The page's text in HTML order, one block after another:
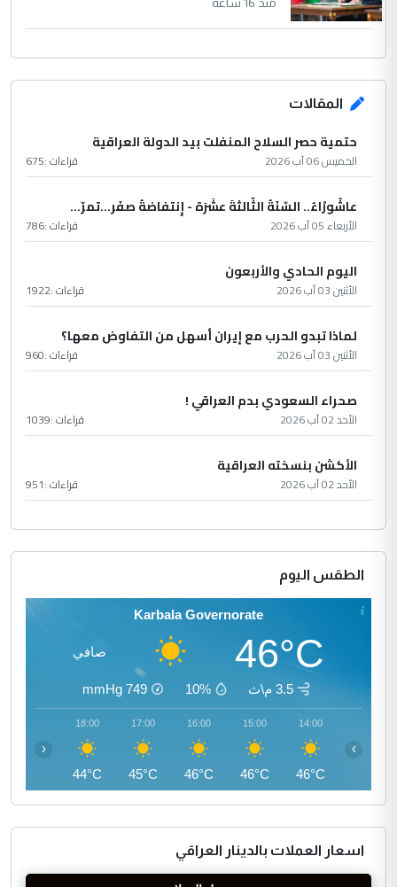
منذ 16 ساعة
المقالات
حتمية حصر السلاح المنفلت بيد الدولة العراقية
الخميس 06 آب 2026 قراءات :675
عاشُورْاءُ.. السّنَةُ الثّالثةَ عشَرَة - إِنتفاضةُ صفَر…تمرّ...
الأربعاء 05 آب 2026 قراءات :786
اليوم الحادي والأربعون
الأثنين 03 آب 2026 قراءات :1922
لماذا تبدو الحرب مع إيران أسهل من التفاوض معها؟
الأثنين 03 آب 2026 قراءات :960
صحراء السعودي بدم العراقي !
الأحد 02 آب 2026 قراءات :1039
الأكشن بنسخته العراقية
الأحد 02 آب 2026 قراءات :951
الطقس اليوم
Karbala Governorate
46°C صافي
3.5 م\ث 10%
749
mmHg
14:00
46°C
15:00
46°C
16:00
46°C
17:00
45°C
18:00
44°C
‹ ›
اسعار العملات بالدينار العراقي